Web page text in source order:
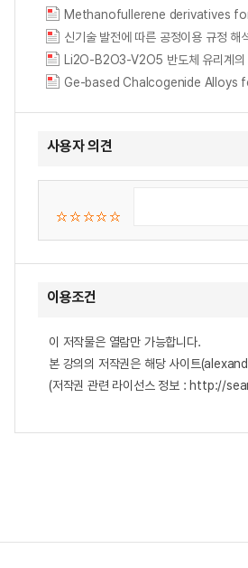
Methanofullerene derivatives
신기술 발전에 따른 공정이용 규정
Li2O-B2O3-V2O5 반도체 유리
사용자 의견
이용조건
이 저작물은 열람만 가능합니다.
본 강의의 저작권은 해당 사이트
(저작권 관련 라이선스 정보 : http://